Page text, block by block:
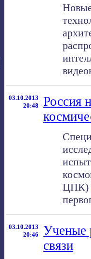
03.10.2013
20:48
Россия
ЦПК)
03.10.2013
20:46
Ученые
связи